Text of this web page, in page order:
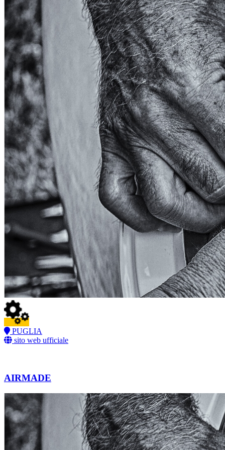
PUGLIA
sito web ufficiale
AIRMADE